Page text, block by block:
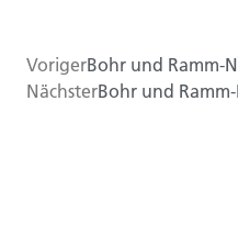
VorigerBohr und Ramm-
NächsterBohr und